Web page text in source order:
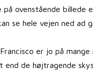
ovenstående billede
se hele vejen ned ad
er jo på
de højtragende